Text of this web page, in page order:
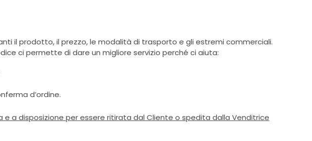
il prodotto, il prezzo, le modalità di trasporto e gli estremi commerciali.
ci permette di dare un migliore servizio perché ci aiuta:
d’ordine.
a disposizione per essere ritirata dal Cliente o spedita dalla Venditrice